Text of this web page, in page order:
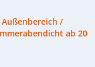
/
ab 20